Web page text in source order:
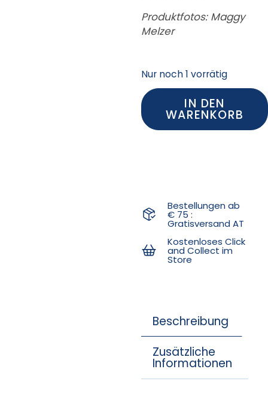
Produktfotos: Maggy
Melzer
Nur noch 1 vorrätig
IN DEN
WARENKORB
Bestellungen ab
€ 75 :
Gratisversand AT
Kostenloses Click
and Collect im
Store
Beschreibung
Zusätzliche
Informationen